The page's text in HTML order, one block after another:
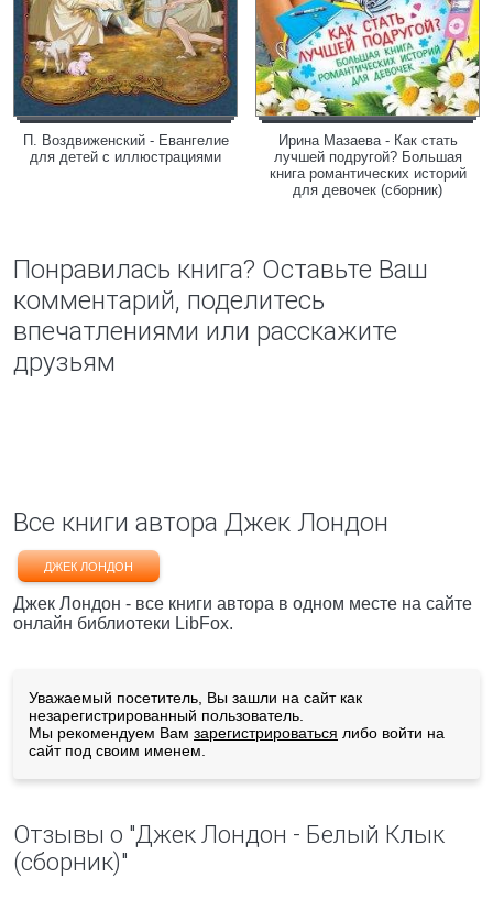
П. Воздвиженский - Евангелие
для детей с иллюстрациями
Ирина Мазаева - Как стать
лучшей подругой? Большая
книга романтических историй
для девочек (сборник)
Понравилась книга? Оставьте Ваш
комментарий, поделитесь
впечатлениями или расскажите
друзьям
Все книги автора Джек Лондон
ДЖЕК ЛОНДОН
Джек Лондон - все книги автора в одном месте на сайте
онлайн библиотеки LibFox.
Уважаемый посетитель, Вы зашли на сайт как
незарегистрированный пользователь.
Мы рекомендуем Вам зарегистрироваться либо войти на
сайт под своим именем.
Отзывы о "Джек Лондон - Белый Клык
(сборник)"